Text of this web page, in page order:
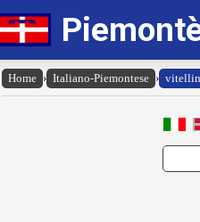
Home › Italiano-Piemontese ›